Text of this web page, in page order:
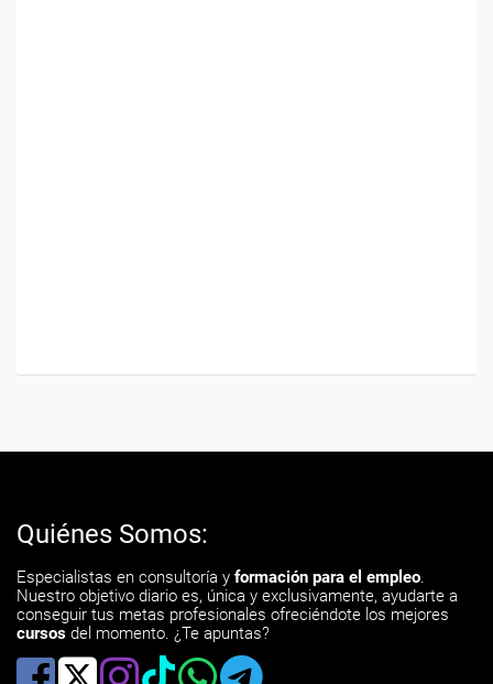
Quiénes Somos:
Especialistas en consultoría y formación para el empleo.
Nuestro objetivo diario es, única y exclusivamente, ayudarte a
conseguir tus metas profesionales ofreciéndote los mejores
cursos del momento. ¿Te apuntas?